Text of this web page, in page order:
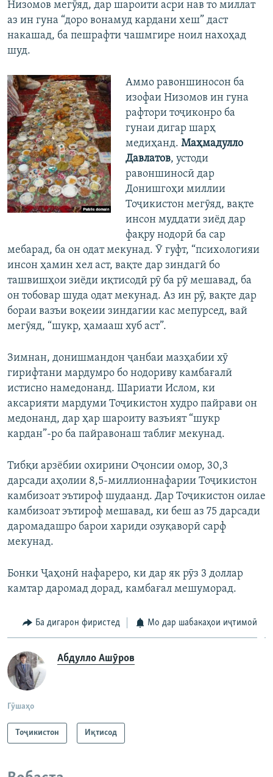
Низомов мегӯяд, дар шароити асри нав то миллат
аз ин гуна “доро вонамуд кардани хеш” даст
накашад, ба пешрафти чашмгире ноил нахоҳад
шуд.
Аммо равоншиносон ба
изофаи Низомов ин гуна
рафтори тоҷиконро ба
гунаи дигар шарҳ
медиҳанд. Маҳмадулло
Давлатов, устоди
равоншиносӣ дар
Донишгоҳи миллии
Тоҷикистон мегӯяд, вақте
инсон муддати зиёд дар
фақру нодорӣ ба сар
мебарад, ба он одат мекунад. Ӯ гуфт, “психологияи
инсон ҳамин хел аст, вақте дар зиндагӣ бо
ташвишҳои зиёди иқтисодӣ рӯ ба рӯ мешавад, ба
он тобовар шуда одат мекунад. Аз ин рӯ, вақте дар
бораи вазъи воқеии зиндагии кас мепурсед, вай
мегӯяд, “шукр, ҳамааш хуб аст”.
Зимнан, донишмандон ҷанбаи мазҳабии хӯ
гирифтани мардумро бо нодориву камбағалӣ
истисно намедонанд. Шариати Ислом, ки
аксарияти мардуми Тоҷикистон худро пайрави он
медонанд, дар ҳар шароиту вазъият “шукр
кардан”-ро ба пайравонаш таблиғ мекунад.
Тибқи арзёбии охирини Оҷонсии омор, 30,3
дарсади аҳолии 8,5-миллионнафарии Тоҷикистон
камбизоат эътироф шудаанд. Дар Тоҷикистон оилае
камбизоат эътироф мешавад, ки беш аз 75 дарсади
даромадашро барои хариди озуқаворӣ сарф
мекунад.
Бонки Ҷаҳонӣ нафареро, ки дар як рӯз 3 доллар
камтар даромад дорад, камбағал мешуморад.
Ба дигарон фиристед Мо дар шабакаҳои иҷтимоӣ
Абдулло Ашӯров
Гӯшаҳо
Тоҷикистон Иқтисод